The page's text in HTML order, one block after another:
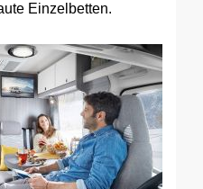
Einzelbetten.